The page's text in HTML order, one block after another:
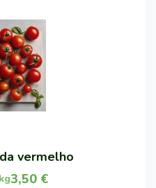
vermelho
3,50 €